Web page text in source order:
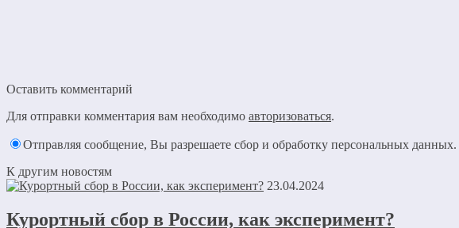
Оставить комментарий
Для отправки комментария вам необходимо авторизоваться.
Отправляя сообщение, Вы разрешаете сбор и обработку персональных данных.
К другим новостям
23.04.2024
Курортный сбор в России, как эксперимент?